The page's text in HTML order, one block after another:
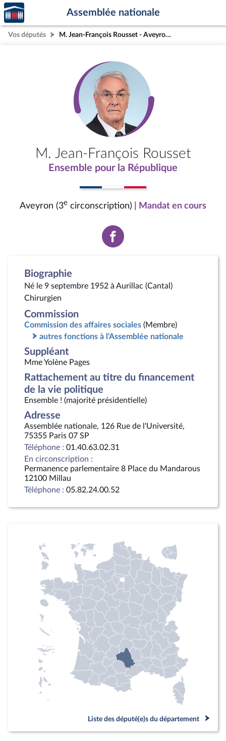
Aller au contenu
Aller en bas de la page
Accèder
à la
page
d'accueil
Assemblée nationale
Vos députés M. Jean-François Rousset - Aveyron (3e circonscription)
M. Jean-François Rousset
Ensemble pour la République
Aveyron (3e circonscription) | Mandat en cours
Voir
la
Biographie
Né le 9 septembre 1952 à Aurillac (Cantal)
Chirurgien
Commission
Commission des affaires sociales (Membre)
autres fonctions à l'Assemblée nationale
Suppléant
Mme Yolène Pages
Rattachement au titre du financement
de la vie politique
Ensemble ! (majorité présidentielle)
Adresse
Assemblée nationale, 126 Rue de l'Université,
75355 Paris 07 SP
Téléphone : 01.40.63.02.31
En circonscription :
Permanence parlementaire 8 Place du Mandarous
12100 Millau
Téléphone : 05.82.24.00.52
Liste des député(e)s du département